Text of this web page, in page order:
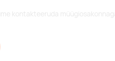
kontakteeruda müügiosakonnaga.